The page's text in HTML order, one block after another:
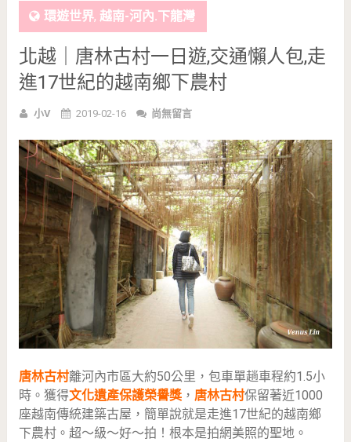
環遊世界, 越南-河內.下龍灣
北越｜唐林古村一日遊,交通懶人包,走
進17世紀的越南鄉下農村
小V 2019-02-16 尚無留言
唐林古村離河內市區大約50公里，包車單趟車程約1.5小
時。獲得文化遺產保護榮譽獎， 唐林古村保留著近1000
座越南傳統建築古屋，簡單說就是走進17世紀的越南鄉
下農村。超～級～好～拍！根本是拍網美照的聖地。